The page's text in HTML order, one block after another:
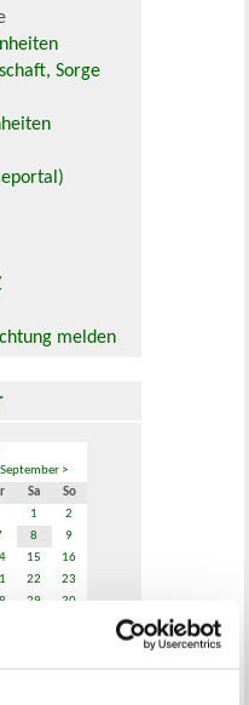
Sorge
melden
September >
Sa
So
1
2
8
9
15
16
22
23
29
30